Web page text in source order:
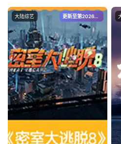
大陆综艺 更新至第20260807期